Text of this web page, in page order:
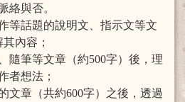
絡與否。
等話題的說明文、指示文等文
內容；
隨筆等文章（約500字）後，理
者想法；
文章（共約600字）之後，透過